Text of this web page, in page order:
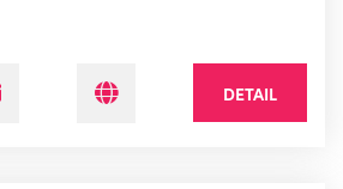
DETAIL